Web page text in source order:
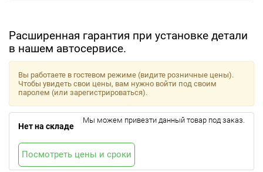
Расширенная гарантия при установке детали
в нашем автосервисе.
Вы работаете в гостевом режиме (видите розничные цены).
Чтобы увидеть свои цены, вам нужно войти под своим
паролем (или зарегистрироваться).
Нет на складе
Мы можем привезти данный товар под заказ.
Посмотреть цены и сроки